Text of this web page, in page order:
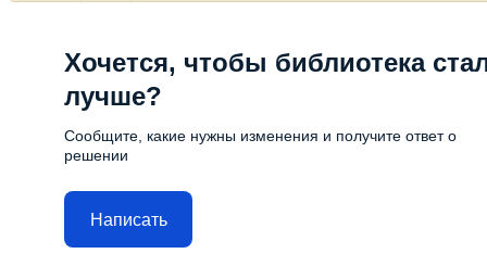
Хочется, чтобы библиотека
лучше?
Сообщите, какие нужны изменения и получите ответ о
решении
Написать